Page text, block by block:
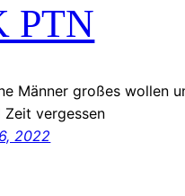
PTN
Männer großes wollen
Zeit vergessen
2022